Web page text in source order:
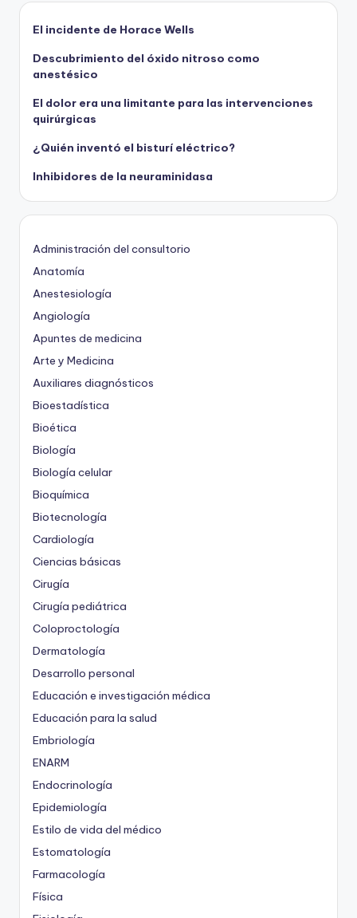
El incidente de Horace Wells
Descubrimiento del óxido nitroso como
anestésico
El dolor era una limitante para las intervenciones
quirúrgicas
¿Quién inventó el bisturí eléctrico?
Inhibidores de la neuraminidasa
Administración del consultorio
Anatomía
Anestesiología
Angiología
Apuntes de medicina
Arte y Medicina
Auxiliares diagnósticos
Bioestadística
Bioética
Biología
Biología celular
Bioquímica
Biotecnología
Cardiología
Ciencias básicas
Cirugía
Cirugía pediátrica
Coloproctología
Dermatología
Desarrollo personal
Educación e investigación médica
Educación para la salud
Embriología
ENARM
Endocrinología
Epidemiología
Estilo de vida del médico
Estomatología
Farmacología
Física